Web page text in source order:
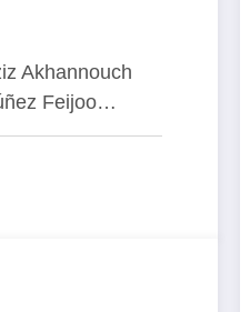
Akhannouch
Feijoo…